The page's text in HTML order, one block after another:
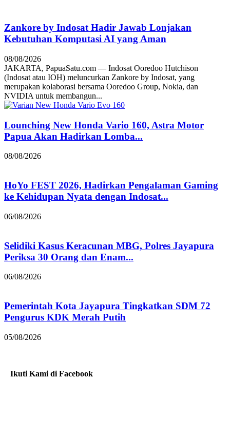
Zankore by Indosat Hadir Jawab Lonjakan
Kebutuhan Komputasi AI yang Aman
08/08/2026
JAKARTA, PapuaSatu.com — Indosat Ooredoo Hutchison
(Indosat atau IOH) meluncurkan Zankore by Indosat, yang
merupakan kolaborasi bersama Ooredoo Group, Nokia, dan
NVIDIA untuk membangun...
Lounching New Honda Vario 160, Astra Motor
Papua Akan Hadirkan Lomba...
08/08/2026
HoYo FEST 2026, Hadirkan Pengalaman Gaming
ke Kehidupan Nyata dengan Indosat...
06/08/2026
Selidiki Kasus Keracunan MBG, Polres Jayapura
Periksa 30 Orang dan Enam...
06/08/2026
Pemerintah Kota Jayapura Tingkatkan SDM 72
Pengurus KDK Merah Putih
05/08/2026
Ikuti Kami di Facebook